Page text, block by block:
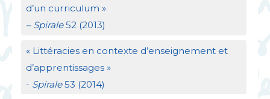
d’un curriculum »
– Spirale52 (2013)
« Littéracies en contexte d’enseignement et
d’apprentissages »
- Spirale53 (2014)